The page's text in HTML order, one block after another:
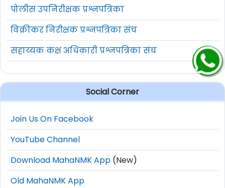
पोलीस उपनिरीक्षक प्रश्नपत्रिका
विक्रीकर निरीक्षक प्रश्नपत्रिका संच
सहाय्यक कक्ष अधिकारी प्रश्नपत्रिका संच
Social Corner
Join Us On Facebook
YouTube Channel
Download MahaNMK App (New)
Old MahaNMK App